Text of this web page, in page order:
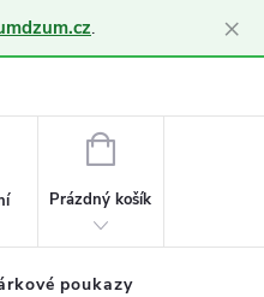
. ×
NÁKUPNÍ
Prázdný košík
poukazy